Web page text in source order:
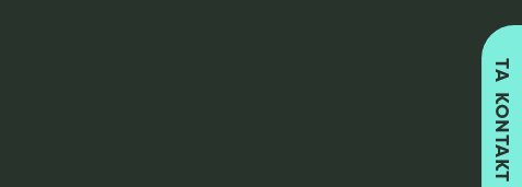
TA KONTAKT